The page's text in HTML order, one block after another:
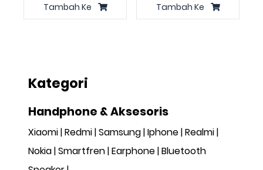
Tambah Ke Tambah Ke
Kategori
Handphone & Aksesoris
Xiaomi Redmi Samsung Iphone Realmi
Nokia Smartfren Earphone Bluetooth